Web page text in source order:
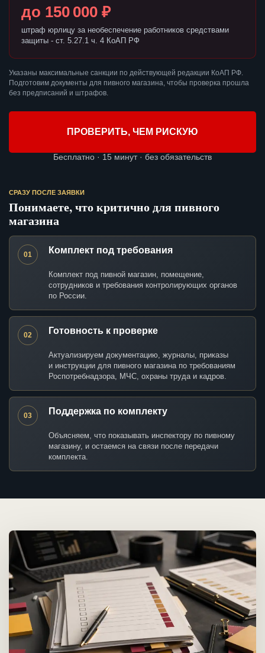
до 150 000 ₽
штраф юрлицу за необеспечение работников средствами
защиты - ст. 5.27.1 ч. 4 КоАП РФ
Указаны максимальные санкции по действующей редакции КоАП РФ.
Подготовим документы для пивного магазина, чтобы проверка прошла
без предписаний и штрафов.
ПРОВЕРИТЬ, ЧЕМ РИСКУЮ
Бесплатно · 15 минут · без обязательств
СРАЗУ ПОСЛЕ ЗАЯВКИ
Понимаете, что критично для пивного
магазина
01 Комплект под требования
Комплект под пивной магазин, помещение,
сотрудников и требования контролирующих органов
по России.
02 Готовность к проверке
Актуализируем документацию, журналы, приказы
и инструкции для пивного магазина по требованиям
Роспотребнадзора, МЧС, охраны труда и кадров.
03 Поддержка по комплекту
Объясняем, что показывать инспектору по пивному
магазину, и остаемся на связи после передачи
комплекта.